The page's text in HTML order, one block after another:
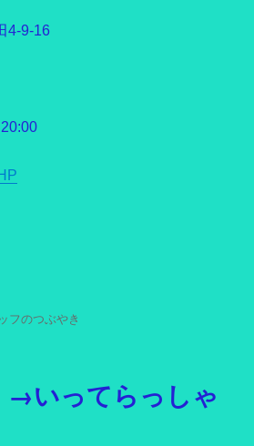
4-9-16
フのつぶやき
→いってらっしゃ